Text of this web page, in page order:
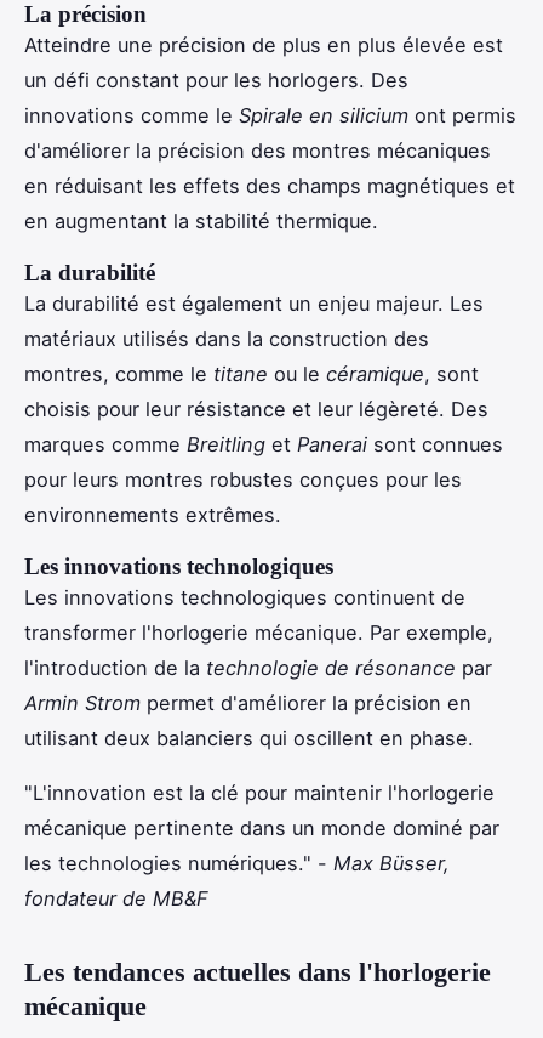
La précision
Atteindre une précision de plus en plus élevée est
un défi constant pour les horlogers. Des
innovations comme le Spirale en silicium ont permis
d'améliorer la précision des montres mécaniques
en réduisant les effets des champs magnétiques et
en augmentant la stabilité thermique.
La durabilité
La durabilité est également un enjeu majeur. Les
matériaux utilisés dans la construction des
montres, comme le titane ou le céramique, sont
choisis pour leur résistance et leur légèreté. Des
marques comme Breitling et Panerai sont connues
pour leurs montres robustes conçues pour les
environnements extrêmes.
Les innovations technologiques
Les innovations technologiques continuent de
transformer l'horlogerie mécanique. Par exemple,
l'introduction de la technologie de résonance par
Armin Strom permet d'améliorer la précision en
utilisant deux balanciers qui oscillent en phase.
"L'innovation est la clé pour maintenir l'horlogerie
mécanique pertinente dans un monde dominé par
les technologies numériques." - Max Büsser,
fondateur de MB&F
Les tendances actuelles dans l'horlogerie
mécanique